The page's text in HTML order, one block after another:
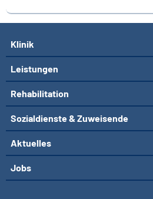
Klinik
Leistungen
Rehabilitation
Sozialdienste & Zuweisende
Aktuelles
Jobs